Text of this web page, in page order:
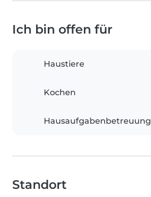
Ich bin offen für
Haustiere
Kochen
Hausaufgabenbetreuung
Standort